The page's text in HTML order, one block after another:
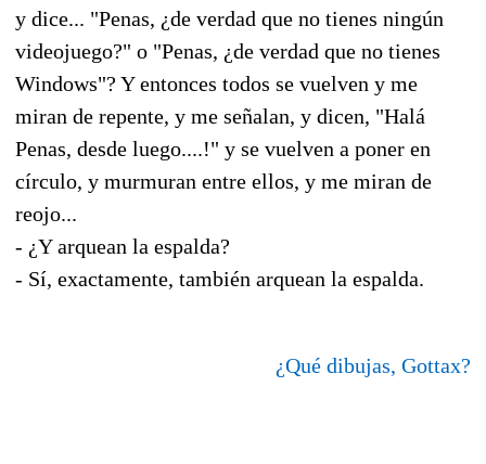
y dice... "Penas, ¿de verdad que no tienes ningún
videojuego?" o "Penas, ¿de verdad que no tienes
Windows"? Y entonces todos se vuelven y me
miran de repente, y me señalan, y dicen, "Halá
Penas, desde luego....!" y se vuelven a poner en
círculo, y murmuran entre ellos, y me miran de
reojo...
- ¿Y arquean la espalda?
- Sí, exactamente, también arquean la espalda.
¿Qué dibujas, Gottax?